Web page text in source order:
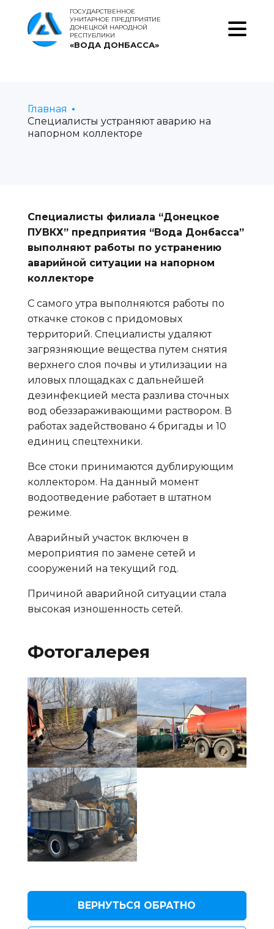
ГОСУДАРСТВЕННОЕ
УНИТАРНОЕ ПРЕДПРИЯТИЕ
ДОНЕЦКОЙ НАРОДНОЙ
РЕСПУБЛИКИ
«ВОДА ДОНБАССА»
Главная
Специалисты устраняют аварию на
напорном коллекторе
Специалисты филиала “Донецкое
ПУВКХ” предприятия “Вода Донбасса”
выполняют работы по устранению
аварийной ситуации на напорном
коллекторе
С самого утра выполняются работы по
откачке стоков с придомовых
территорий. Специалисты удаляют
загрязняющие вещества путем снятия
верхнего слоя почвы и утилизации на
иловых площадках с дальнейшей
дезинфекцией места разлива сточных
вод обеззараживающими раствором. В
работах задействовано 4 бригады и 10
единиц спецтехники.
Все стоки принимаются дублирующим
коллектором. На данный момент
водоотведение работает в штатном
режиме.
Аварийный участок включен в
мероприятия по замене сетей и
сооружений на текущий год.
Причиной аварийной ситуации стала
высокая изношенность сетей.
Фотогалерея
ВЕРНУТЬСЯ ОБРАТНО